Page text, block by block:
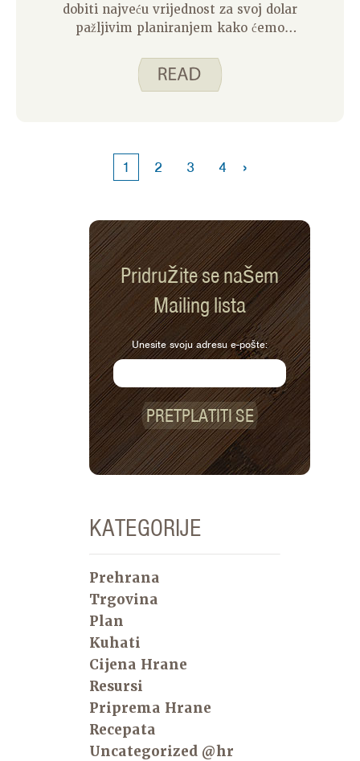
dobiti najveću vrijednost za svoj dolar
pažljivim planiranjem kako ćemo
bliži blagdanska sezona, sjajno je
vrijeme da razmislite o tome kako će
1 2 3 4 ›
Pridružite se našem
Mailing lista
Unesite svoju adresu e-pošte:
PRETPLATITI SE
KATEGORIJE
Prehrana
Trgovina
Plan
Kuhati
Cijena Hrane
Resursi
Priprema Hrane
Recepata
Uncategorized @hr